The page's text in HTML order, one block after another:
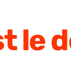
le